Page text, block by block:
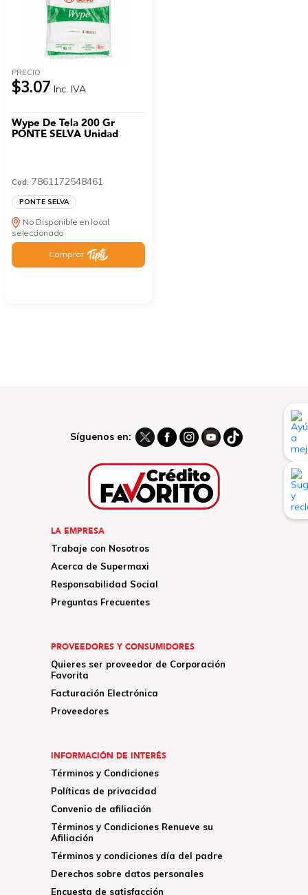
PRECIO
$3.07 Inc. IVA
Wype De Tela 200 Gr
PONTE SELVA Unidad
Cod: 7861172548461
PONTE SELVA
No Disponible en local
seleccionado
Comprar
Síguenos en:
LA EMPRESA
Trabaje con Nosotros
Acerca de Supermaxi
Responsabilidad Social
Preguntas Frecuentes
PROVEEDORES Y CONSUMIDORES
Quieres ser proveedor de Corporación
Favorita
Facturación Electrónica
Proveedores
INFORMACIÓN DE INTERÉS
Términos y Condiciones
Políticas de privacidad
Convenio de afiliación
Términos y Condiciones Renueve su
Afiliación
Términos y condiciones día del padre
Derechos sobre datos personales
Encuesta de satisfacción